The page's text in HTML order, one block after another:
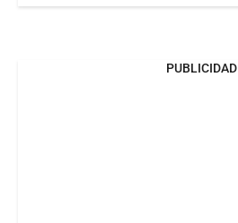
PUBLICIDAD